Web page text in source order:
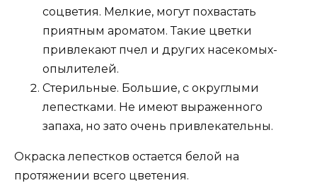
соцветия. Мелкие, могут похвастать
приятным ароматом. Такие цветки
привлекают пчел и других насекомых-
опылителей.
Стерильные. Большие, с округлыми
лепестками. Не имеют выраженного
запаха, но зато очень привлекательны.
Окраска лепестков остается белой на
протяжении всего цветения.